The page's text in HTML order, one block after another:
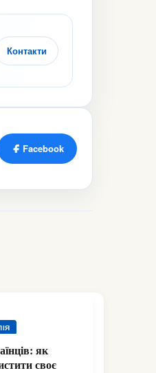
Контакти
Facebook
як
своє